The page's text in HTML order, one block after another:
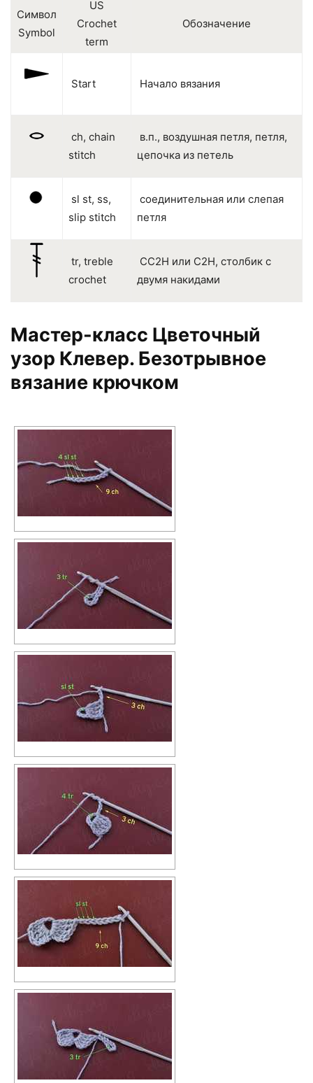
Символ
Symbol
US
Crochet
term
Обозначение
Start Начало вязания
ch, chain
stitch
в.п., воздушная петля, петля,
цепочка из петель
sl st, ss,
slip stitch
соединительная или слепая
петля
tr, treble
crochet
СС2Н или С2Н, столбик с
двумя накидами
Мастер-класс Цветочный
узор Клевер. Безотрывное
вязание крючком